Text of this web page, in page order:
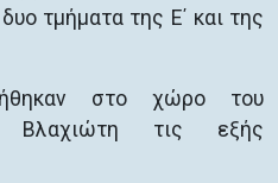
τμήματα της Ε΄ και της
στο χώρο του
Βλαχιώτη τις εξής